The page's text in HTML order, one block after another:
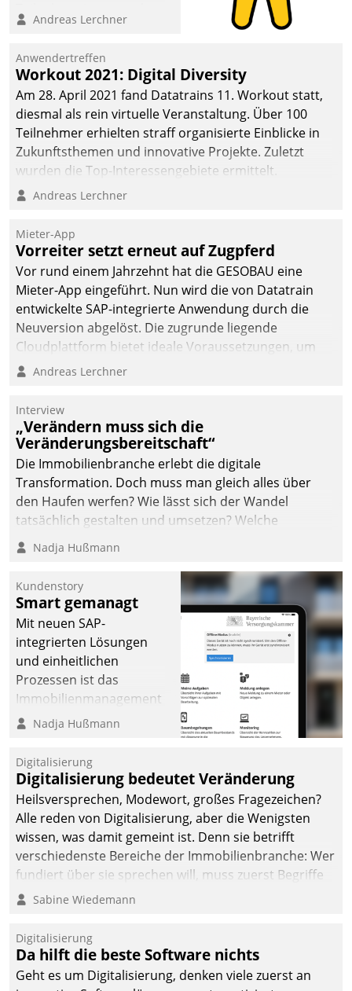
Teilnehmer kurzweilige
Cloud-Strategien und -
Lösungen mit hohem
Zukunftspotenzial.
Andreas Lerchner
Anwendertreffen
Workout 2021: Digital Diversity
Am 28. April 2021 fand Datatrains 11. Workout statt,
diesmal als rein virtuelle Veranstaltung. Über 100
Teilnehmer erhielten straff organisierte Einblicke in
Zukunftsthemen und innovative Projekte. Zuletzt
wurden die Top-Interessengebiete ermittelt.
Andreas Lerchner
Mieter-App
Vorreiter setzt erneut auf Zugpferd
Vor rund einem Jahrzehnt hat die GESOBAU eine
Mieter-App eingeführt. Nun wird die von Datatrain
entwickelte SAP-integrierte Anwendung durch die
Neuversion abgelöst. Die zugrunde liegende
Cloudplattform bietet ideale Voraussetzungen, um
die Funktionalität der App zu erweitern und weitere
integrieren.
Andreas Lerchner
Interview
„Verändern muss sich die
Veränderungsbereitschaft“
Die Immobilienbranche erlebt die digitale
Transformation. Doch muss man gleich alles über
den Haufen werfen? Wie lässt sich der Wandel
tatsächlich gestalten und umsetzen? Welche
Argumente zählen wirklich?
Nadja Hußmann
Kundenstory
Smart gemanagt
Mit neuen SAP-
integrierten Lösungen
und einheitlichen
Prozessen ist das
Immobilienmanagement
der Bayerischen
Ressort Kapitalanlage für
künftige Aufgaben und
Herausforderungen
gerüstet.
Nadja Hußmann
Digitalisierung
Digitalisierung bedeutet Veränderung
Heilsversprechen, Modewort, großes Fragezeichen?
Alle reden von Digitalisierung, aber die Wenigsten
wissen, was damit gemeint ist. Denn sie betrifft
verschiedenste Bereiche der Immobilienbranche: Wer
fundiert über sie sprechen will, muss zuerst Begriffe
klären. Ein Aspekt ist die betriebliche Optimierung:
Einsparungen durch optimierte und automatisierte
Prozesse. Doch man darf nicht zu viel erwarten: Allein
mit der Einführung einer neuen Software ist es nicht
Sabine Wiedemann
Digitalisierung
Da hilft die beste Software nichts
Geht es um Digitalisierung, denken viele zuerst an